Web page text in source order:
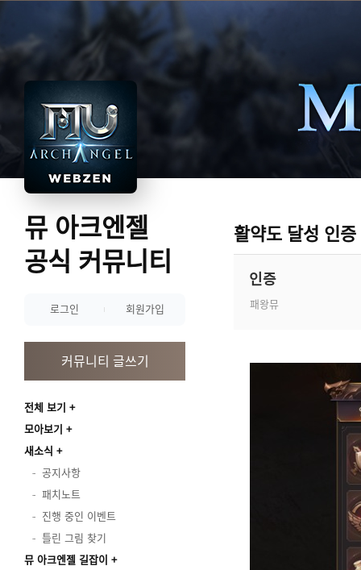
뮤 아크엔젤
공식 커뮤니티
로그인 회원가입
커뮤니티 글쓰기
전체 보기
모아보기
새소식
공지사항
패치노트
진행 중인 이벤트
틀린 그림 찾기
뮤 아크엔젤 길잡이
활약도 달성 인증
인증
패왕뮤